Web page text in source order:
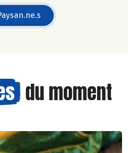
du moment